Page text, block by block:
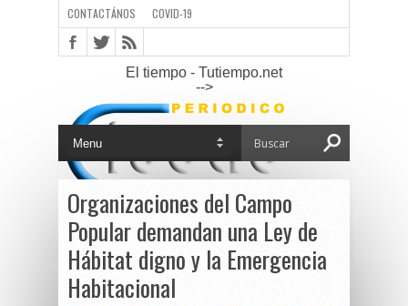
CONTACTÁNOS COVID-19
El tiempo - Tutiempo.net
-->
Organizaciones del Campo
Popular demandan una Ley de
Hábitat digno y la Emergencia
Habitacional